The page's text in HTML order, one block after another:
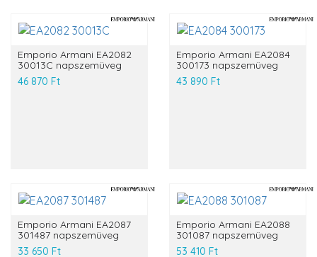
Emporio Armani EA2082
30013C napszemüveg
46 870 Ft
Emporio Armani EA2084
300173 napszemüveg
43 890 Ft
Emporio Armani EA2087
301487 napszemüveg
33 650 Ft
Emporio Armani EA2088
301087 napszemüveg
53 410 Ft